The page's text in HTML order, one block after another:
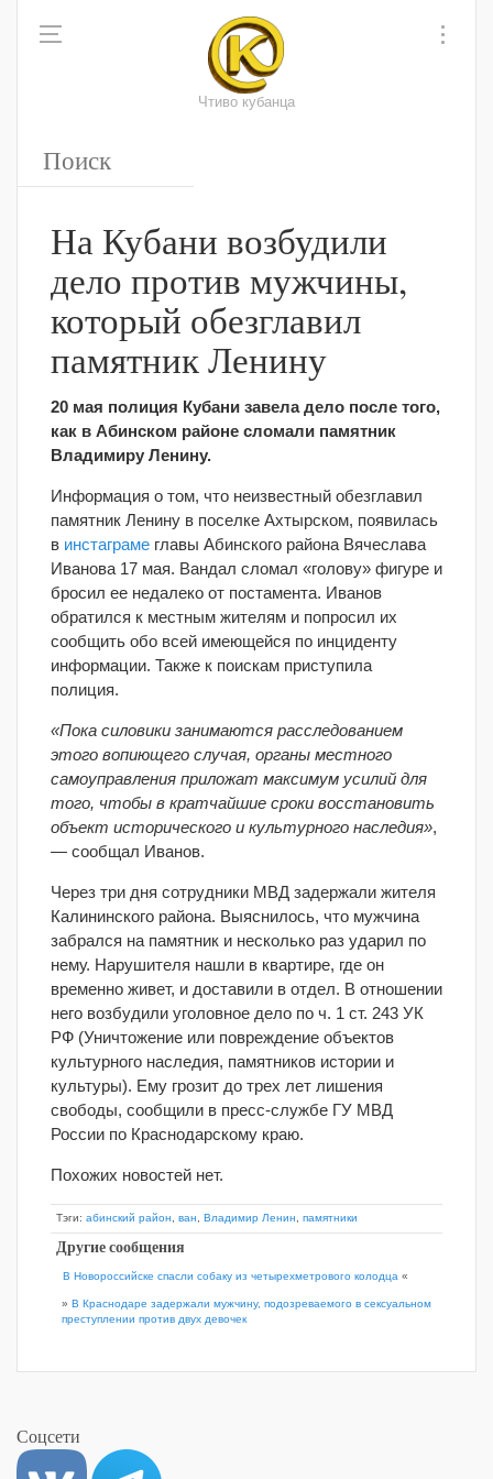
Чтиво кубанца
На Кубани возбудили
дело против мужчины,
который обезглавил
памятник Ленину
20 мая полиция Кубани завела дело после того,
как в Абинском районе сломали памятник
Владимиру Ленину.
Информация о том, что неизвестный обезглавил
памятник Ленину в поселке Ахтырском, появилась
в инстаграме главы Абинского района Вячеслава
Иванова 17 мая. Вандал сломал «голову» фигуре и
бросил ее недалеко от постамента. Иванов
обратился к местным жителям и попросил их
сообщить обо всей имеющейся по инциденту
информации. Также к поискам приступила
полиция.
«Пока силовики занимаются расследованием
этого вопиющего случая, органы местного
самоуправления приложат максимум усилий для
того, чтобы в кратчайшие сроки восстановить
объект исторического и культурного наследия»,
— сообщал Иванов.
Через три дня сотрудники МВД задержали жителя
Калининского района. Выяснилось, что мужчина
забрался на памятник и несколько раз ударил по
нему. Нарушителя нашли в квартире, где он
временно живет, и доставили в отдел. В отношении
него возбудили уголовное дело по ч. 1 ст. 243 УК
РФ (Уничтожение или повреждение объектов
культурного наследия, памятников истории и
культуры). Ему грозит до трех лет лишения
свободы, сообщили в пресс-службе ГУ МВД
России по Краснодарскому краю.
Похожих новостей нет.
Тэги: абинский район ван Владимир Ленин памятники
Другие сообщения
В Новороссийске спасли собаку из четырехметрового колодца «
» В Краснодаре задержали мужчину, подозреваемого в сексуальном
преступлении против двух девочек
Соцсети